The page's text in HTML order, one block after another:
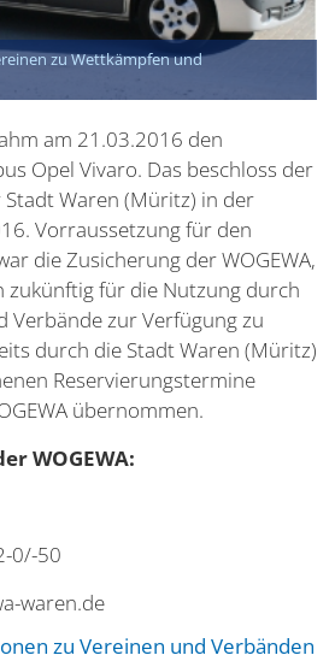
zu Wettkämpfen und
am 21.03.2016 den
Opel Vivaro. Das beschloss der
Waren (Müritz) in der
Vorraussetzung für den
die Zusicherung der WOGEWA,
zukünftig für die Nutzung durch
Verbände zur Verfügung zu
durch die Stadt Waren (Müritz)
Reservierungstermine
übernommen.
WOGEWA:
0/-50
waren.de
zu Vereinen und Verbänden